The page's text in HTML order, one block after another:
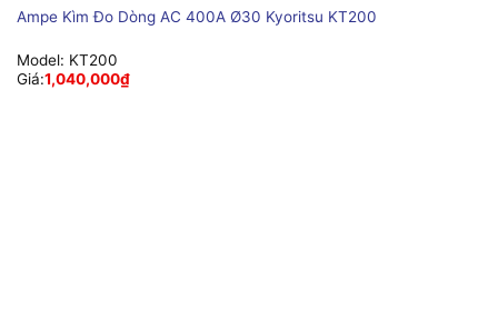
Ampe Kìm Đo Dòng AC 400A Ø30 Kyoritsu KT200
Model: KT200
Giá:1,040,000₫